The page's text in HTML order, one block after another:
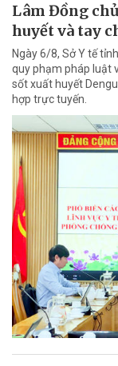
Lâm Đồng
huyết và tay
Ngày 6/8, Sở Y tế
quy phạm pháp luật
sốt xuất huyết
hợp trực tuyến.